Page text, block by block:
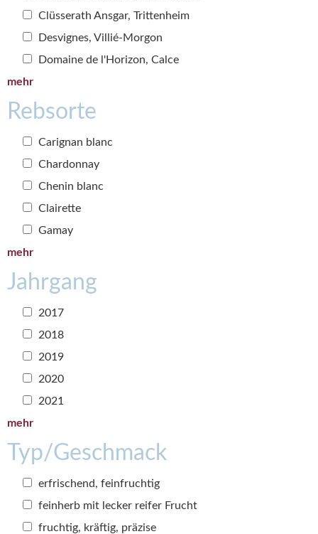
Clüsserath Ansgar, Trittenheim
Desvignes, Villié-Morgon
Domaine de l'Horizon, Calce
mehr
Rebsorte
Carignan blanc
Chardonnay
Chenin blanc
Clairette
Gamay
mehr
Jahrgang
2017
2018
2019
2020
2021
mehr
Typ/Geschmack
erfrischend, feinfruchtig
feinherb mit lecker reifer Frucht
fruchtig, kräftig, präzise